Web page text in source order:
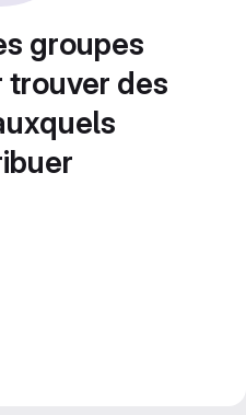
groupes
trouver des